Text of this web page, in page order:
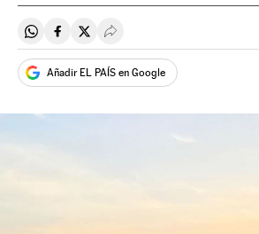
Compartir en Whatsapp
Compartir en Facebook
Compartir en Twitter
Desplegar Redes Sociales
Añadir EL PAÍS en Google